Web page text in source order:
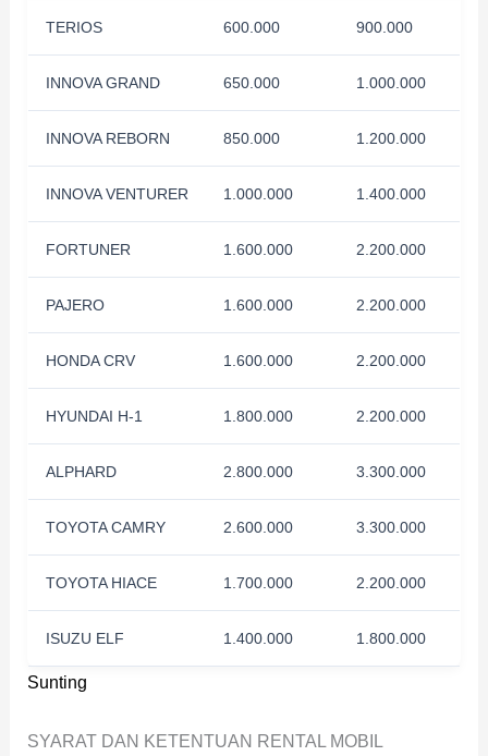
Sunting
TERIOS 600.000 900.000
INNOVA GRAND 650.000 1.000.000
INNOVA REBORN 850.000 1.200.000
INNOVA VENTURER 1.000.000 1.400.000
FORTUNER 1.600.000 2.200.000
PAJERO 1.600.000 2.200.000
HONDA CRV 1.600.000 2.200.000
HYUNDAI H-1 1.800.000 2.200.000
ALPHARD 2.800.000 3.300.000
TOYOTA CAMRY 2.600.000 3.300.000
TOYOTA HIACE 1.700.000 2.200.000
ISUZU ELF 1.400.000 1.800.000
SYARAT DAN KETENTUAN RENTAL MOBIL